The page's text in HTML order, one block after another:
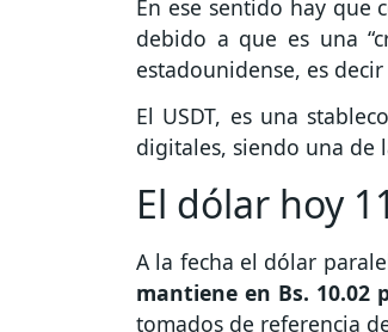
En ese sentido hay que
debido a que es una
estadounidense, es
El USDT, es una
digitales, siendo una de
El dólar hoy
A la fecha el dólar
mantiene en Bs. 10.02
tomados de referencia